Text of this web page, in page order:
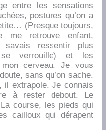
entre les sensations
postures qu’on a
(Presque toujours,
me retrouve enfant,
ressentir plus
se verrouille) et les
cerveau. Je vous
sans qu’on sache.
il extrapole. Je connais
à rester debout. Le
course, les pieds qui
cailloux qui dérapent